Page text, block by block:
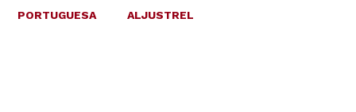
PORTUGUESA ALJUSTREL